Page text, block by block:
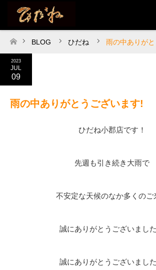
ホーム
BLOG ひだね 雨の中ありが
2023
JUL
09
雨の中ありがとうございます!
ひだね小郡店です！
先週も引き続き大雨で
不安定な天候のなか多くのご
誠にありがとうございました
誠にありがとうございました